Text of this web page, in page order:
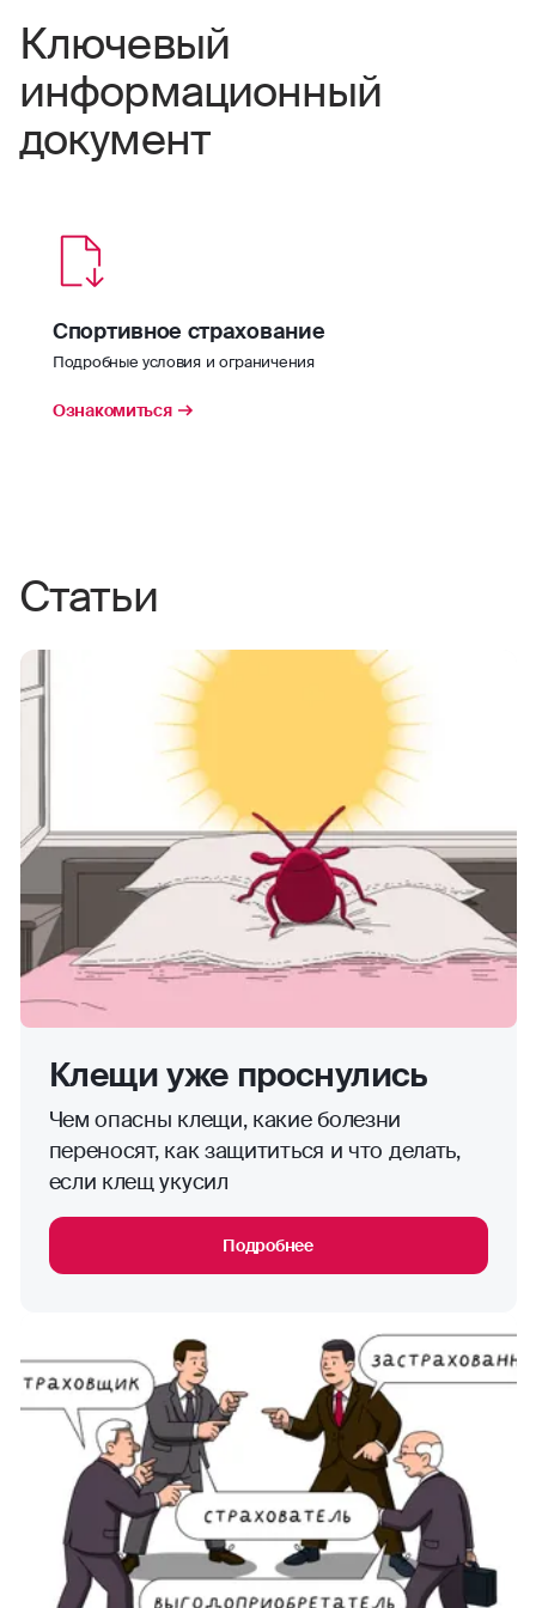
Ключевый
информационный
документ
Спортивное страхование
Подробные условия и ограничения
Ознакомиться
Статьи
Клещи уже проснулись
Чем опасны клещи, какие болезни
переносят, как защититься и что делать,
если клещ укусил
Подробнее